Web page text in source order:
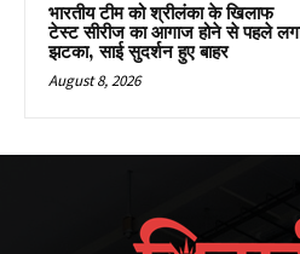
भारतीय टीम को श्रीलंका के खिलाफ
टेस्ट सीरीज का आगाज होने से पहले
झटका, साई सुदर्शन हुए बाहर
August 8, 2026